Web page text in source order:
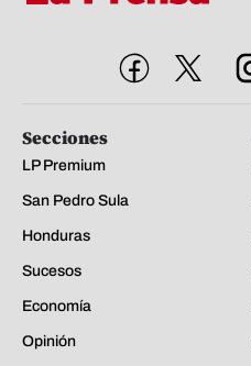
Secciones
LP Premium
San Pedro Sula
Honduras
Sucesos
Economía
Opinión